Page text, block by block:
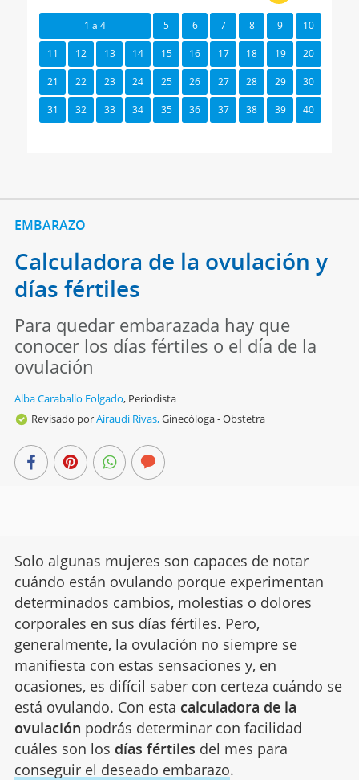
1 a 4 5 6 7 8 9 10
11 12 13 14 15 16 17 18 19 20
21 22 23 24 25 26 27 28 29 30
31 32 33 34 35 36 37 38 39 40
EMBARAZO
Calculadora de la ovulación y
días fértiles
Para quedar embarazada hay que
conocer los días fértiles o el día de la
ovulación
Alba Caraballo Folgado, Periodista
Revisado porAiraudi Rivas,Ginecóloga - Obstetra
Solo algunas mujeres son capaces de notar
cuándo están ovulando porque experimentan
determinados cambios, molestias o dolores
corporales en sus días fértiles. Pero,
generalmente, la ovulación no siempre se
manifiesta con estas sensaciones y, en
ocasiones, es difícil saber con certeza cuándo se
está ovulando. Con esta calculadora de la
ovulación podrás determinar con facilidad
cuáles son los días fértiles del mes para
conseguir el deseado embarazo.